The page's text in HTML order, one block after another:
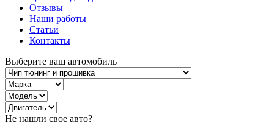
Отзывы
Наши работы
Статьи
Контакты
Выберите ваш автомобиль
Не нашли свое авто?